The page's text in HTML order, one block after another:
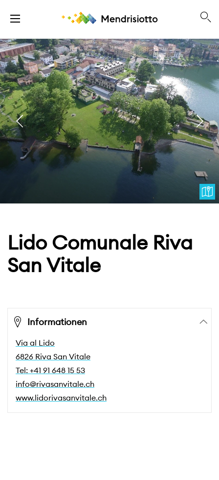
Lido Comunale Riva
San Vitale
Informationen
Via al Lido
6826 Riva San Vitale
Tel: +41 91 648 15 53
info@rivasanvitale.ch
www.lidorivasanvitale.ch